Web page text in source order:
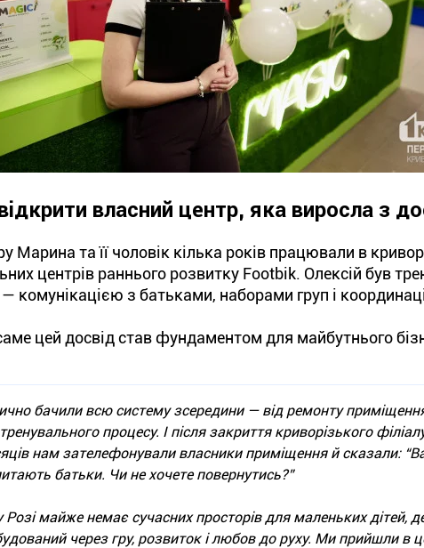
власний центр, яка виросла з
Марина та її чоловік кілька років працювали в
центрів раннього розвитку Footbik. Олексій був
комунікацією з батьками, наборами груп і
цей досвід став фундаментом для майбутнього
бачили всю систему зсередини — від ремонту
процесу. І після закриття криворізького
нам зателефонували власники приміщення й сказали:
батьки. Чи не хочете повернутись?”
майже немає сучасних просторів для маленьких дітей,
через гру, розвиток і любов до руху. Ми прийшли в